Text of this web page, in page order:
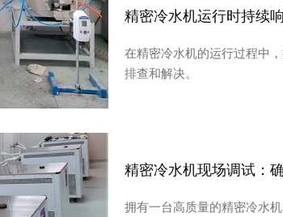
精密冷水机运行时持续
在精密冷水机的运行过程中
排查和解决。
精密冷水机现场调试：
拥有一台高质量的精密冷水